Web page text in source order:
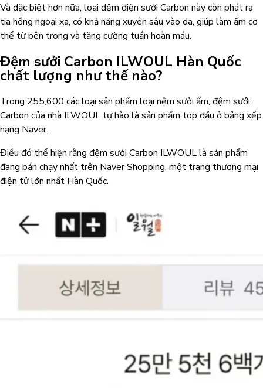
Và đặc biệt hơn nữa, loại đệm điện sưởi Carbon này còn phát ra
tia hồng ngoại xa, có khả năng xuyên sâu vào da, giúp làm ấm cơ
thể từ bên trong và tăng cường tuần hoàn máu.
Đệm sưởi Carbon ILWOUL Hàn Quốc
chất lượng như thế nào?
Trong 255,600 các loại sản phẩm loại nệm sưởi ấm, đệm sưởi
Carbon của nhà ILWOUL tự hào là sản phẩm top đầu ở bảng xếp
hạng Naver.
Điều đó thể hiện rằng đệm sưởi Carbon ILWOUL là sản phẩm
đang bán chạy nhất trên Naver Shopping, một trang thương mại
điện tử lớn nhất Hàn Quốc.